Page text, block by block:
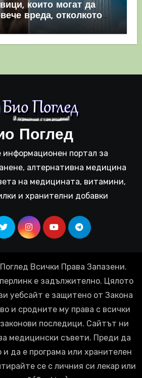
които могат да
вреда, отколкото
Поглед
информационен портал за
алтернативна медицина
на медицината, витамини,
и хранителни добавки
Всички Права Запазени.
е задължително. Цялото
уебсайт е защитено от Закона
и сродните му права с всички
последици. Сайтът ни
медицински съвети. Преди да
и да е програма или хранителен
се с личния си лекар или